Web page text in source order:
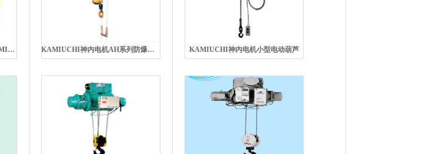
提升起重机马鞍MC尼龙轮型KAMIUCHI神内电机 KAMIUCHI神内电机AH系列防爆电动葫芦 KAMIUCHI神内电机小型电动葫芦